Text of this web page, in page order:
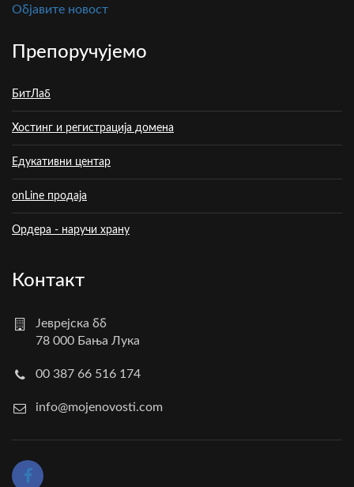
Oбјавите новост
Препоручујемо
БитЛаб
Хостинг и регистрација домена
Едукативни центар
onLine продаја
Ордера - наручи храну
Контакт
Јеврејска бб
78 000 Бања Лука
00 387 66 516 174
info@mojenovosti.com